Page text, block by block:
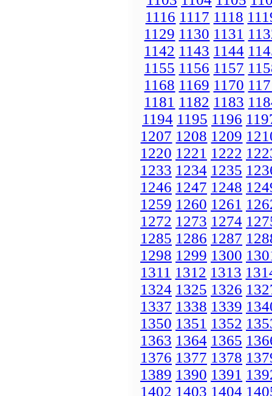
1116 1117 1118
1129 1130 1131
1142 1143 1144
1155 1156 1157
1168 1169 1170
1181 1182 1183
1194 1195 1196
1207 1208 1209
1220 1221 1222
1233 1234 1235
1246 1247 1248
1259 1260 1261
1272 1273 1274
1285 1286 1287
1298 1299 1300
1311 1312 1313
1324 1325 1326
1337 1338 1339
1350 1351 1352
1363 1364 1365
1376 1377 1378
1389 1390 1391
1402 1403 1404